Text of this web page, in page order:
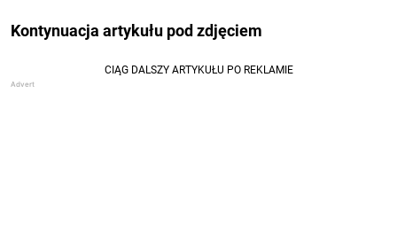
Kontynuacja artykułu pod zdjęciem